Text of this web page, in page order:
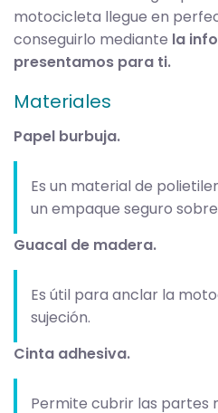
motocicleta llegue en
conseguirlo mediante la
presentamos para ti.
Materiales
Papel burbuja.
Es un material de
un empaque seguro
Guacal de madera.
Es útil para anclar la
sujeción.
Cinta adhesiva.
Permite cubrir las partes